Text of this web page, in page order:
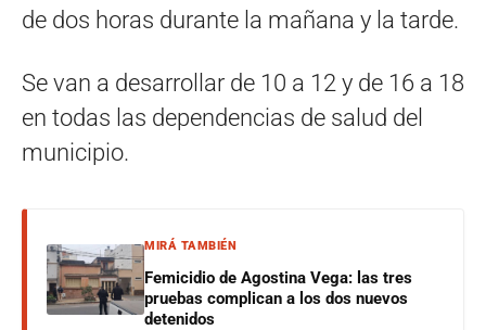
de dos horas durante la mañana y la tarde.
Se van a desarrollar de 10 a 12 y de 16 a 18
en todas las dependencias de salud del
municipio.
MIRÁ TAMBIÉN
Femicidio de Agostina Vega: las tres
pruebas complican a los dos nuevos
detenidos